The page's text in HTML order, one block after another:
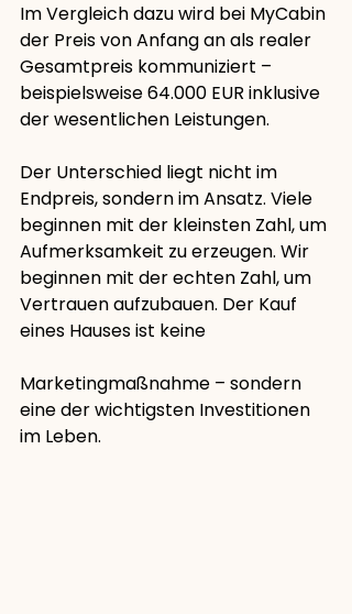
Im Vergleich dazu wird bei MyCabin
der Preis von Anfang an als realer
Gesamtpreis kommuniziert –
beispielsweise 64.000 EUR inklusive
der wesentlichen Leistungen.
Der Unterschied liegt nicht im
Endpreis, sondern im Ansatz. Viele
beginnen mit der kleinsten Zahl, um
Aufmerksamkeit zu erzeugen. Wir
beginnen mit der echten Zahl, um
Vertrauen aufzubauen. Der Kauf
eines Hauses ist keine
Marketingmaßnahme – sondern
eine der wichtigsten Investitionen
im Leben.